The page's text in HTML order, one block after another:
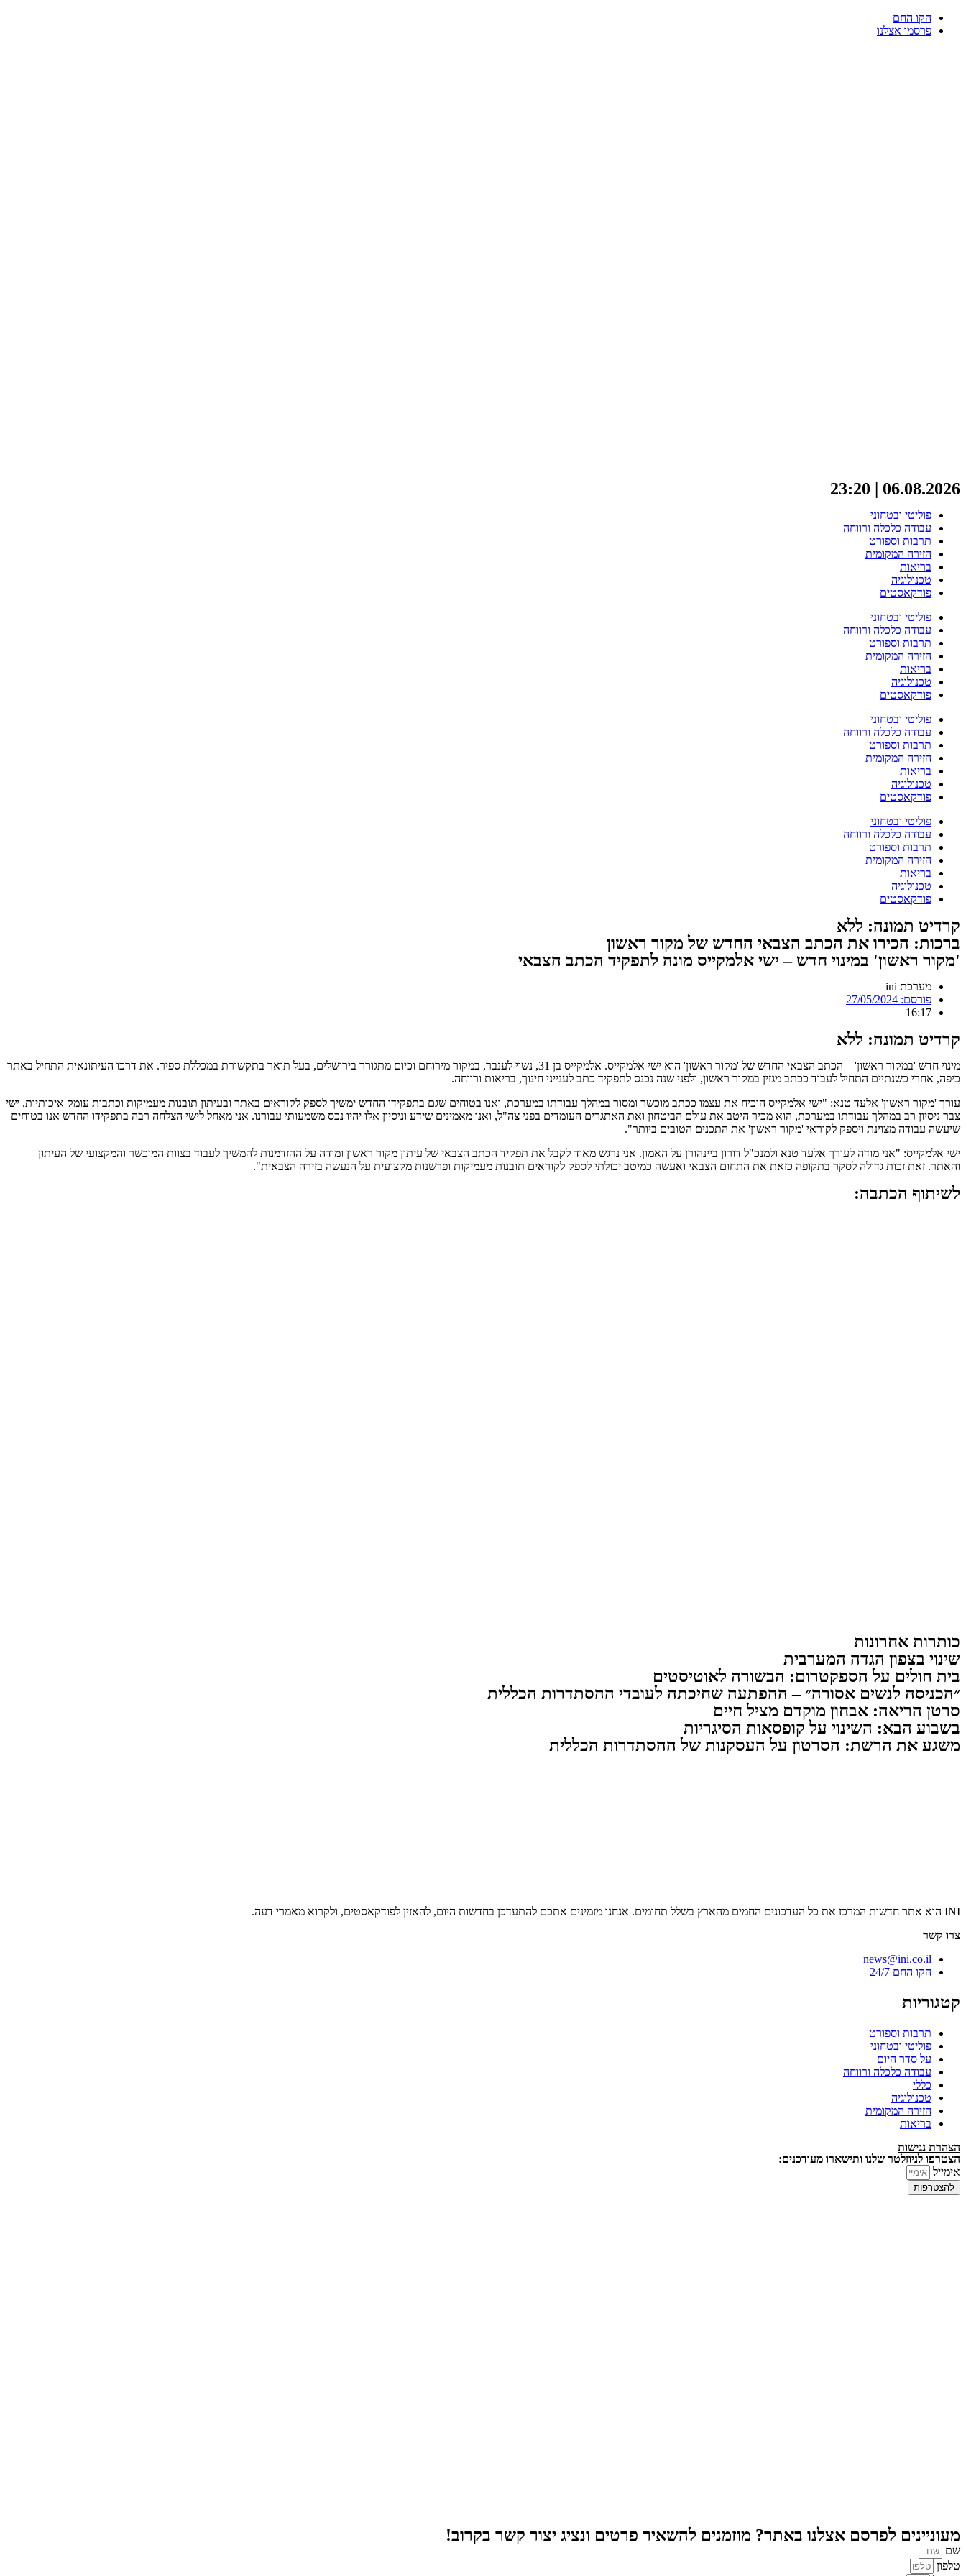
לתוכן
הקו החם
פרסמו אצלנו
06.08.2026 | 23:20
פוליטי ובטחוני
עבודה כלכלה ורווחה
תרבות וספורט
הזירה המקומית
בריאות
טכנולוגיה
פודקאסטים
פוליטי ובטחוני
עבודה כלכלה ורווחה
תרבות וספורט
הזירה המקומית
בריאות
טכנולוגיה
פודקאסטים
פוליטי ובטחוני
עבודה כלכלה ורווחה
תרבות וספורט
הזירה המקומית
בריאות
טכנולוגיה
פודקאסטים
פוליטי ובטחוני
עבודה כלכלה ורווחה
תרבות וספורט
הזירה המקומית
בריאות
טכנולוגיה
פודקאסטים
קרדיט תמונה: ללא
ברכות: הכירו את הכתב הצבאי החדש של מקור ראשון
'מקור ראשון' במינוי חדש – ישי אלמקייס מונה לתפקיד הכתב הצבאי
מערכת ini
פורסם:
16:17
קרדיט תמונה: ללא
מינוי חדש 'במקור ראשון' – הכתב הצבאי החדש של 'מקור ראשון' הוא ישי אלמקייס. אלמקייס בן 31, נשוי לענבר, במקור מירוחם וכיום מתגורר בירושלים, בעל תואר בתקשורת במכללת ספיר. את דרכו העיתונאית התחיל באתר
כיפה, אחרי כשנתיים התחיל לעבוד ככתב מגזין במקור ראשון, ולפני שנה נכנס לתפקיד כתב לענייני חינוך, בריאות ורווחה.
עורך 'מקור ראשון' אלעד טנא: "ישי אלמקייס הוכיח את עצמו ככתב מוכשר ומסור במהלך עבודתו במערכת, ואנו בטוחים שגם בתפקידו החדש ימשיך לספק לקוראים באתר ובעיתון תובנות מעמיקות וכתבות עומק איכותיות. ישי
צבר ניסיון רב במהלך עבודתו במערכת, הוא מכיר היטב את עולם הביטחון ואת האתגרים העומדים בפני צה"ל, ואנו מאמינים שידע וניסיון אלו יהיו נכס משמעותי עבורנו. אני מאחל לישי הצלחה רבה בתפקידו החדש אנו בטוחים
שיעשה עבודה מצוינת ויספק לקוראי 'מקור ראשון' את התכנים הטובים ביותר".
ישי אלמקייס: "אני מודה לעורך אלעד טנא ולמנכ"ל דורון ביינהורן על האמון. אני נרגש מאוד לקבל את תפקיד הכתב הצבאי של עיתון מקור ראשון ומודה על ההזדמנות להמשיך לעבוד בצוות המוכשר והמקצועי של העיתון
והאתר. זאת זכות גדולה לסקר בתקופה כזאת את התחום הצבאי ואעשה כמיטב יכולתי לספק לקוראים תובנות מעמיקות ופרשנות מקצועית על הנעשה בזירה הצבאית".
לשיתוף הכתבה:
כותרות אחרונות
שינוי בצפון הגדה המערבית
בית חולים על הספקטרום: הבשורה לאוטיסטים
״הכניסה לנשים אסורה״ – ההפתעה שחיכתה לעובדי ההסתדרות הכללית
סרטן הריאה: אבחון מוקדם מציל חיים
בשבוע הבא: השינוי על קופסאות הסיגריות
משגע את הרשת: הסרטון על העסקנות של ההסתדרות הכללית
INI הוא אתר חדשות המרכז את כל העדכונים החמים מהארץ בשלל תחומים. אנחנו מזמינים אתכם להתעדכן בחדשות היום, להאזין לפודקאסטים, ולקרוא מאמרי דעה.
צרו קשר
news@ini.co.il
הקו החם 24/7
קטגוריות
תרבות וספורט
פוליטי ובטחוני
על סדר היום
עבודה כלכלה ורווחה
כללי
טכנולוגיה
הזירה המקומית
בריאות
הצהרת נגישות
הצטרפו לניוזלטר שלנו ותישארו מעודכנים:
אימייל
להצטרפות
מעוניינים לפרסם אצלנו באתר? מוזמנים להשאיר פרטים ונציג יצור קשר בקרוב!
שם
טלפון